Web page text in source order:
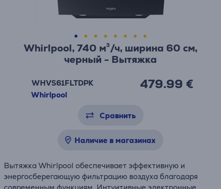
Whirlpool, 740 м³/ч, ширина 60 см,
черный - Вытяжка
WHVS61FLTDPK
Whirlpool
479.99 €
Сравнить
Наличие в магазинах
Вытяжка Whirlpool обеспечивает эффективную и
энергосберегающую фильтрацию воздуха благодаря